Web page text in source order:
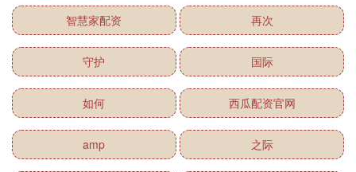
智慧家配资 再次
守护 国际
如何 西瓜配资官网
amp 之际